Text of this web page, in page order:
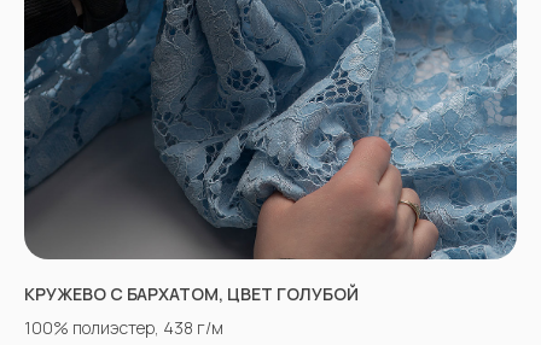
КРУЖЕВО С БАРХАТОМ, ЦВЕТ ГОЛУБОЙ
100% полиэстер, 438 г/м